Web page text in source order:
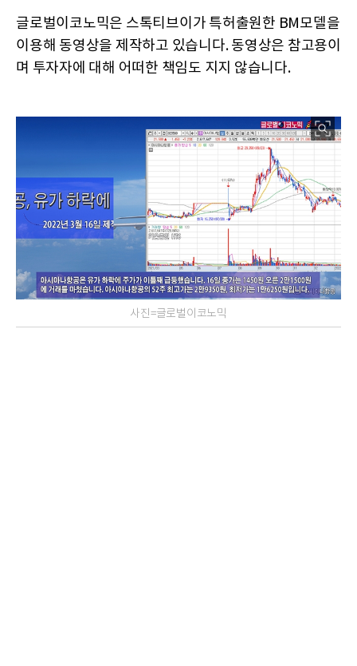
글로벌이코노믹은 스톡티브이가 특허출원한 BM모델을
이용해 동영상을 제작하고 있습니다. 동영상은 참고용이
며 투자자에 대해 어떠한 책임도 지지 않습니다.
사진=글로벌이코노믹